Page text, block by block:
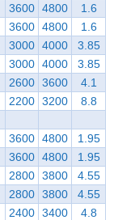
3600 4800
1.6
3600 4800
1.6
3000 4000
3.85
3000 4000
3.85
2600 3600
4.1
2200 3200 8.8
3600 4800
1.95
3600 4800
1.95
2800 3800
4.55
2800 3800
4.55
2400 3400
4.8